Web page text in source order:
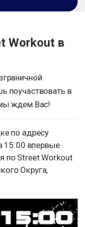
Workout в
поучаствовать в
ждем Вас!
по адресу
15:00 впервые
по Street Workout
Округа,